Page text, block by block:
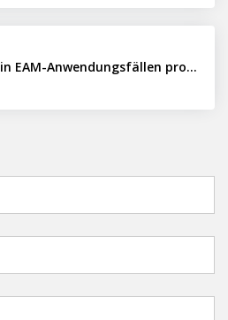
Künstliche Intelligenz in EAM-Anwendungsfällen professionell nutzen